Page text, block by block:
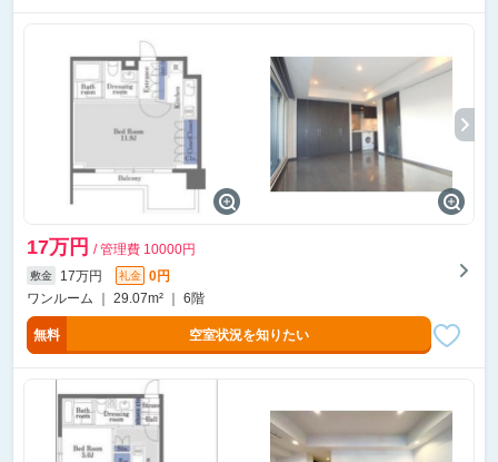
17万円 / 管理費 10000円
敷金 17万円 礼金
0円
ワンルーム ｜ 29.07m² ｜ 6階
無料 空室状況を知りたい